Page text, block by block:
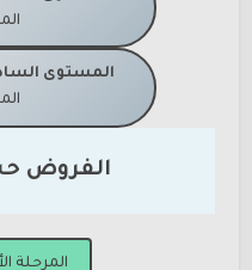
المستوى
الفروض
المرحلة